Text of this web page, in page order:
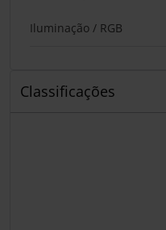
Iluminação / RGB
Classificações